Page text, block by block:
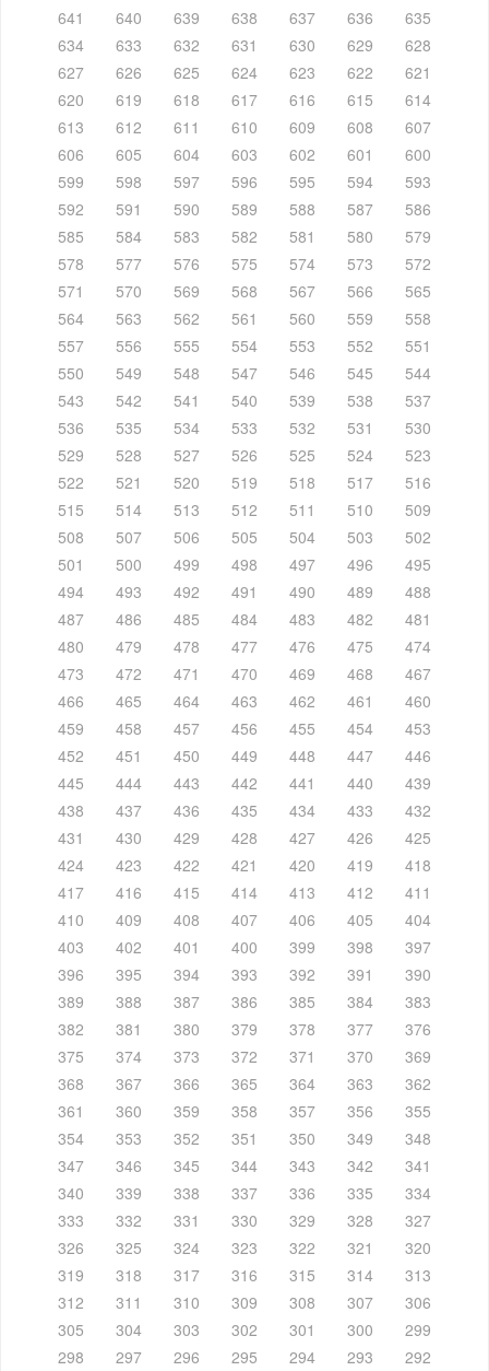
641
640 639 638 637 636
635
634
633 632 631 630 629
628
627
626 625 624 623 622
621
620
619 618 617 616 615
614
613
612 611 610 609 608
607
606
605 604 603 602 601
600
599
598 597 596 595 594
593
592
591 590 589 588 587
586
585
584 583 582 581 580
579
578
577 576 575 574 573
572
571
570 569 568 567 566
565
564
563 562 561 560 559
558
557
556 555 554 553 552
551
550
549 548 547 546 545
544
543
542 541 540 539 538
537
536
535 534 533 532 531
530
529
528 527 526 525 524
523
522
521 520 519 518 517
516
515
514 513 512 511 510
509
508
507 506 505 504 503
502
501
500 499 498 497 496
495
494
493 492 491 490 489
488
487
486 485 484 483 482
481
480
479 478 477 476 475
474
473
472 471 470 469 468
467
466
465 464 463 462 461
460
459
458 457 456 455 454
453
452
451 450 449 448 447
446
445
444 443 442 441 440
439
438
437 436 435 434 433
432
431
430 429 428 427 426
425
424
423 422 421 420 419
418
417
416 415 414 413 412
411
410
409 408 407 406 405
404
403
402 401 400 399 398
397
396
395 394 393 392 391
390
389
388 387 386 385 384
383
382
381 380 379 378 377
376
375
374 373 372 371 370
369
368
367 366 365 364 363
362
361
360 359 358 357 356
355
354
353 352 351 350 349
348
347
346 345 344 343 342
341
340
339 338 337 336 335
334
333
332 331 330 329 328
327
326
325 324 323 322 321
320
319
318 317 316 315 314
313
312
311 310 309 308 307
306
305
304 303 302 301 300
299
298
297 296 295 294 293
292